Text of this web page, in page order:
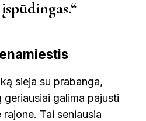
sieja su prabanga,
galima pajusti
Tai seniausia